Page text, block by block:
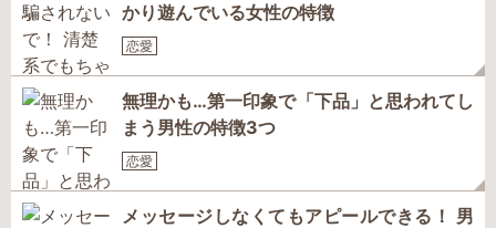
かり遊んでいる女性の特徴
恋愛
無理かも…第一印象で「下品」と思われてし
まう男性の特徴3つ
恋愛
メッセージしなくてもアピールできる！ 男